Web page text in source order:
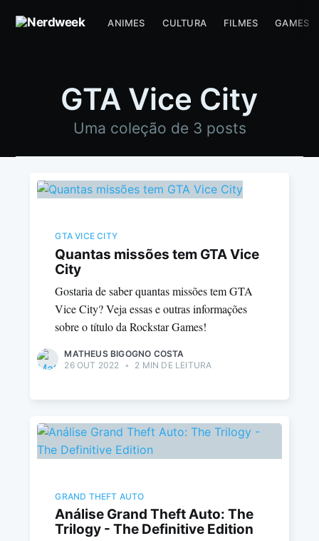
ANIMES CULTURA FILMES GAMES
GTA Vice City
Uma coleção de 3 posts
GTA VICE CITY
Quantas missões tem GTA Vice
City
Gostaria de saber quantas missões tem GTA
Vice City? Veja essas e outras informações
sobre o título da Rockstar Games!
MATHEUS BIGOGNO COSTA
26 OUT 2022 • 2 MIN DE LEITURA
GRAND THEFT AUTO
Análise Grand Theft Auto: The
Trilogy - The Definitive Edition